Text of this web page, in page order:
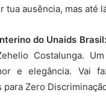
ausência, mas até
do Unaids Brasil:
Costalunga.
e elegância. Vai
Zero